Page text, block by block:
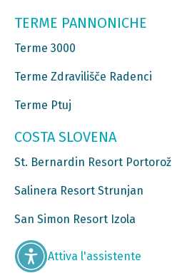
TERME PANNONICHE
Terme 3000
Terme Zdravilišče Radenci
Terme Ptuj
COSTA SLOVENA
St. Bernardin Resort Portorož
Salinera Resort Strunjan
San Simon Resort Izola
Attiva l'assistente